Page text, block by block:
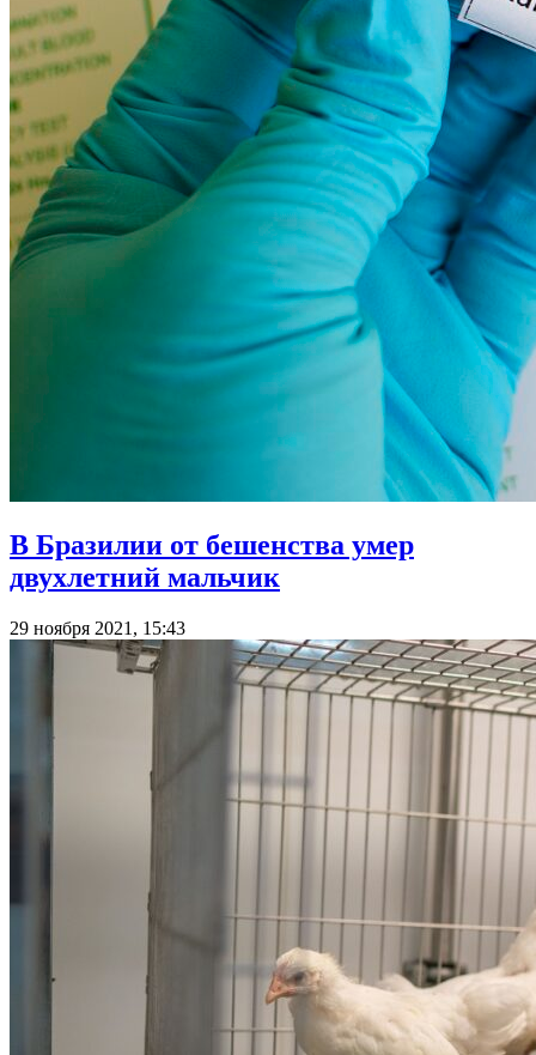
В Бразилии от бешенства умер
двухлетний мальчик
29 ноября 2021, 15:43